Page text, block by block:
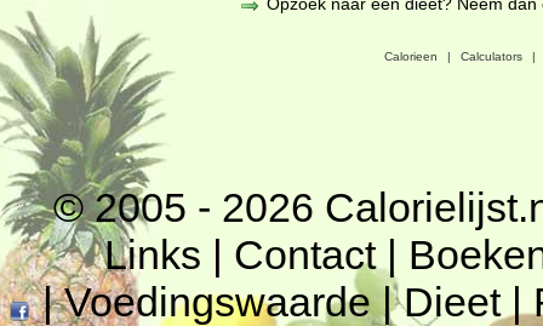
Opzoek naar een dieet? Neem
Calorieen | Calculators |
© 2005 - 2026
Links | Contact|
|Voedingswaarde|Dieet|